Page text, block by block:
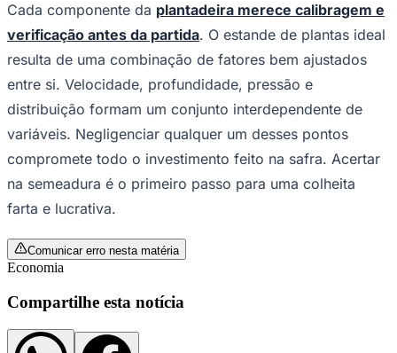
Fluminense
Cada componente da plantadeira merece calibragem e
verificação antes da partida. O estande de plantas ideal
resulta de uma combinação de fatores bem ajustados
entre si. Velocidade, profundidade, pressão e
distribuição formam um conjunto interdependente de
variáveis. Negligenciar qualquer um desses pontos
compromete todo o investimento feito na safra. Acertar
na semeadura é o primeiro passo para uma colheita
farta e lucrativa.
Comunicar erro nesta matéria
Economia
Compartilhe esta notícia